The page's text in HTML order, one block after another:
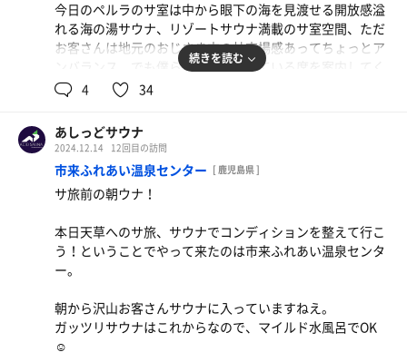
今日のペルラのサ室は中から眼下の海を見渡せる開放感溢
れる海の湯サウナ、リゾートサウナ満載のサ室空間、ただ
お客さんは地元のおじさま方の社交場感あってちょっとア
ンバランス、でも僕らに優しく空いている席を案内してく
れるような素敵な方々でした😊
何といっても雲仙まで見渡せる開けた海を眺めながらの外
気浴が良かった！！
おっと、サ室の温度計見たら102℃ありガッツリサウナで
した！
サウナ:8分、10分×2
水風呂:1分×3
休憩:8分×3
↓武家屋敷群のお蕎麦屋さん、その近くの牛車、ペルラの
湯舟。
続きを読む
4 34
あしっどサウナ
2024.12.14 12回目の訪問
市来ふれあい温泉センター [ 鹿児島県 ]
サ旅前の朝ウナ！
本日天草へのサ旅、サウナでコンディションを整えて行こ
う！ということでやって来たのは市来ふれあい温泉センタ
ー。
朝から沢山お客さんサウナに入っていますねえ。
ガッツリサウナはこれからなので、マイルド水風呂でOK
☺️